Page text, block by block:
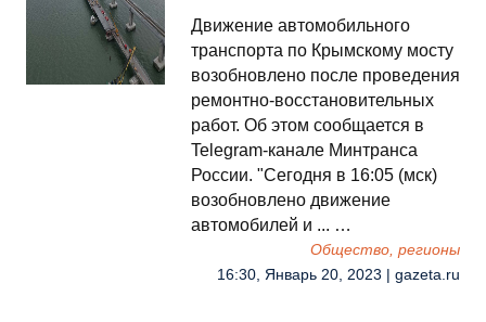
Движение автомобильного
транспорта по Крымскому мосту
возобновлено после проведения
ремонтно-восстановительных
работ. Об этом сообщается в
Telegram-канале Минтранса
России. "Сегодня в 16:05 (мск)
возобновлено движение
автомобилей и ... …
Общество, регионы
16:30, Январь 20, 2023 | gazeta.ru